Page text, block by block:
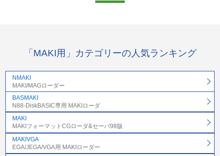
「MAKI用」カテゴリーの人気ランキング
NMAKI
MAKI/MAGローダー
BASMAKI
N88-DiskBASIC専用 MAKIローダ
MAKI
MAKIフォーマットCGローダ&セーバ98版
MAKIVGA
EGA/JEGA/VGA用 MAKIローダー